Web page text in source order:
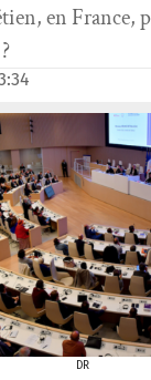
en France,
DR